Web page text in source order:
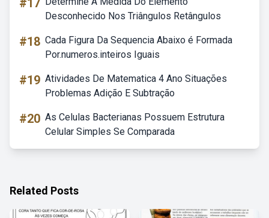
#17
Desconhecido Nos Triângulos Retângulos
#18 Cada Figura Da Sequencia Abaixo é Formada
Por.numeros.inteiros Iguais
#19 Atividades De Matematica 4 Ano Situações
Problemas Adição E Subtração
#20 As Celulas Bacterianas Possuem Estrutura
Celular Simples Se Comparada
Related Posts